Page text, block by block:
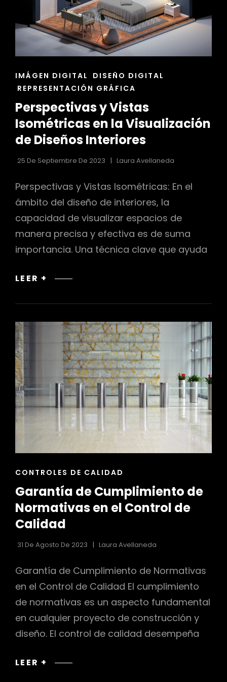
ENLACES
DE
CATEGORÍAS
IMÁGEN DIGITAL
DISEÑO DIGITAL
REPRESENTACIÓN GRÁFICA
Perspectivas y Vistas
Isométricas en la Visualización
de Diseños Interiores
25 De Septiembre De 2023 Laura Avellaneda
Perspectivas y Vistas Isométricas: En el
ámbito del diseño de interiores, la
capacidad de visualizar espacios de
manera precisa y efectiva es de suma
importancia. Una técnica clave que ayuda
LEER +
PERSPECTIVAS
VISTAS
VISUALIZACIÓN
DISEÑOS
INTERIORES
ENLACES
LAS
CATEGORÍAS
CONTROLES DE CALIDAD
Garantía de Cumplimiento de
Normativas en el Control de
Calidad
31 De Agosto De 2023 Laura Avellaneda
Garantía de Cumplimiento de Normativas
en el Control de Calidad El cumplimiento
de normativas es un aspecto fundamental
en cualquier proyecto de construcción y
diseño. El control de calidad desempeña
LEER +
GARANTÍA